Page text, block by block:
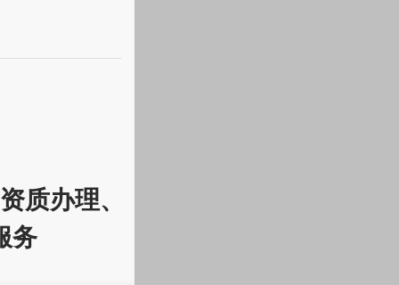
质办理、
务